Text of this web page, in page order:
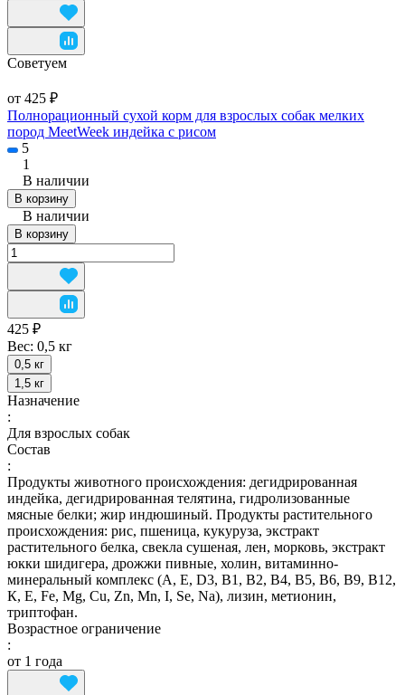
Советуем
от 425 ₽
Полнорационный сухой корм для взрослых собак мелких
пород MeetWeek индейка с рисом
5
1
В наличии
В корзину
В наличии
В корзину
425 ₽
Вес: 0,5 кг
0,5 кг
1,5 кг
Назначение
:
Для взрослых собак
Состав
:
Продукты животного происхождения: дегидрированная
индейка, дегидрированная телятина, гидролизованные
мясные белки; жир индюшиный. Продукты растительного
происхождения: рис, пшеница, кукуруза, экстракт
растительного белка, свекла сушеная, лен, морковь, экстракт
юкки шидигера, дрожжи пивные, холин, витаминно-
минеральный комплекс (А, E, D3, В1, В2, В4, В5, В6, В9, В12,
К, Е, Fe, Mg, Cu, Zn, Mn, I, Se, Na), лизин, метионин,
триптофан.
Возрастное ограничение
:
от 1 года